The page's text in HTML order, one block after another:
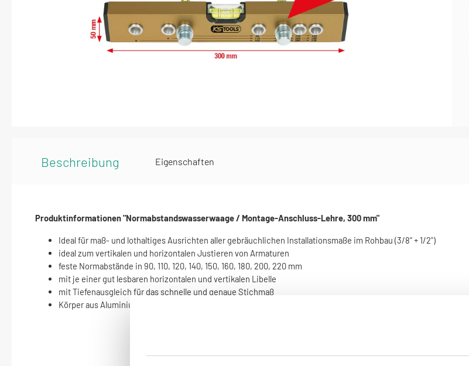
Beschreibung Eigenschaften
Produktinformationen "Normabstandswasserwaage / Montage-Anschluss-Lehre, 300 mm"
Ideal für maß- und lothaltiges Ausrichten aller gebräuchlichen Installationsmaße im Rohbau (3/8“ + 1/2")
ideal zum vertikalen und horizontalen Justieren von Armaturen
feste Normabstände in 90, 110, 120, 140, 150, 160, 180, 200, 220 mm
mit je einer gut lesbaren horizontalen und vertikalen Libelle
mit Tiefenausgleich für das schnelle und genaue Stichmaß
Körper aus Aluminium